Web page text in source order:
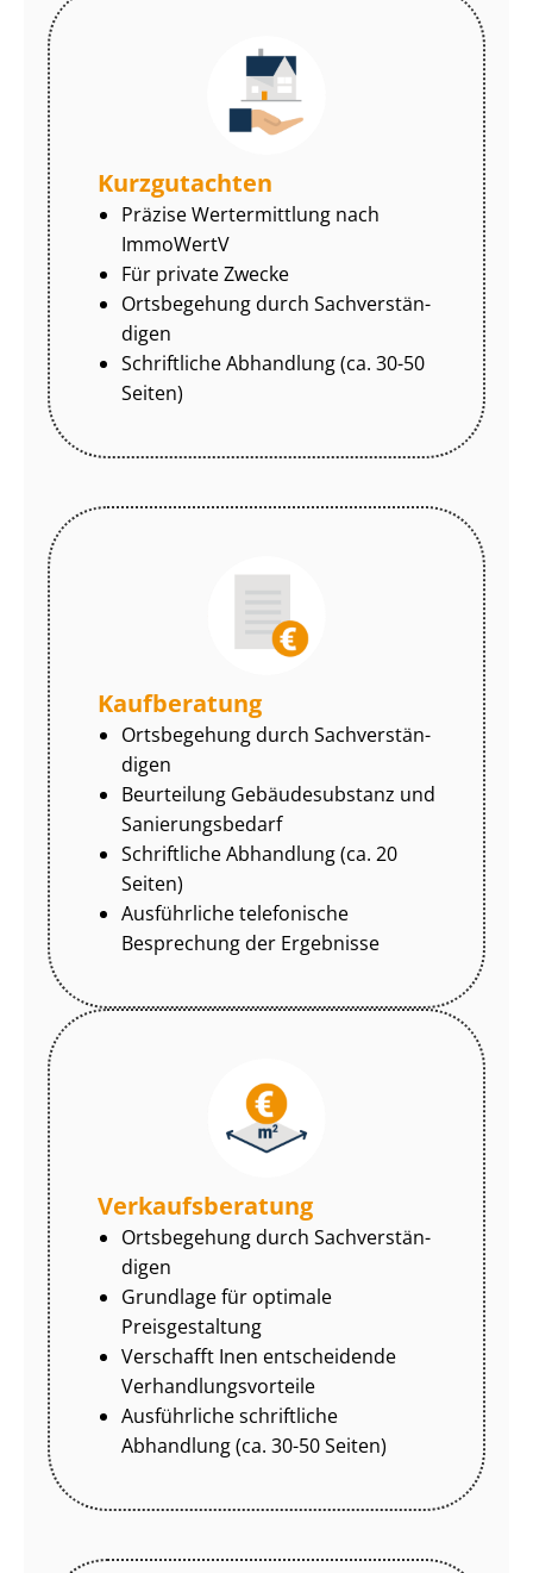
Kurzgutachten
Präzise Wertermittlung nach
ImmoWertV
Für private Zwecke
Ortsbegehung durch Sach­ver­stän­
di­gen
Schriftliche Abhandlung (ca. 30-50
Seiten)
Kaufberatung
Ortsbegehung durch Sach­ver­stän­
di­gen
Beurteilung Gebäudesubstanz und
Sa­nie­rungs­be­darf
Schriftliche Abhandlung (ca. 20
Seiten)
Ausführliche telefonische
Besprechung der Ergebnisse
Ver­kaufs­be­ra­tung
Ortsbegehung durch Sach­ver­stän­
di­gen
Grundlage für optimale
Preisgestaltung
Verschafft Inen entscheidende
Ver­hand­lungs­vor­tei­le
Ausführliche schriftliche
Abhandlung (ca. 30-50 Seiten)